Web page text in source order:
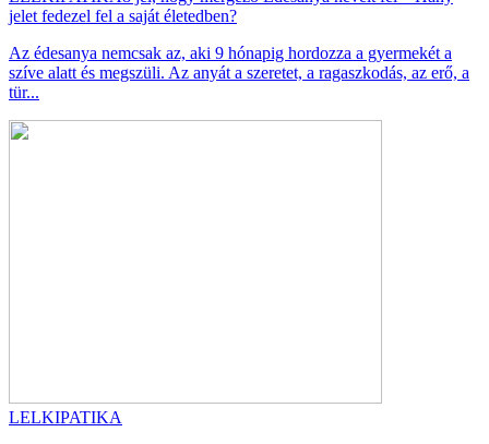
jelet fedezel fel a saját életedben?
Az édesanya nemcsak az, aki 9 hónapig hordozza a gyermekét a
szíve alatt és megszüli. Az anyát a szeretet, a ragaszkodás, az erő, a
tür...
LELKIPATIKA